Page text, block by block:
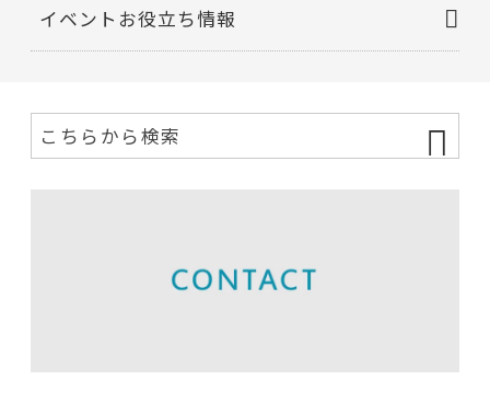
イベントお役立ち情報